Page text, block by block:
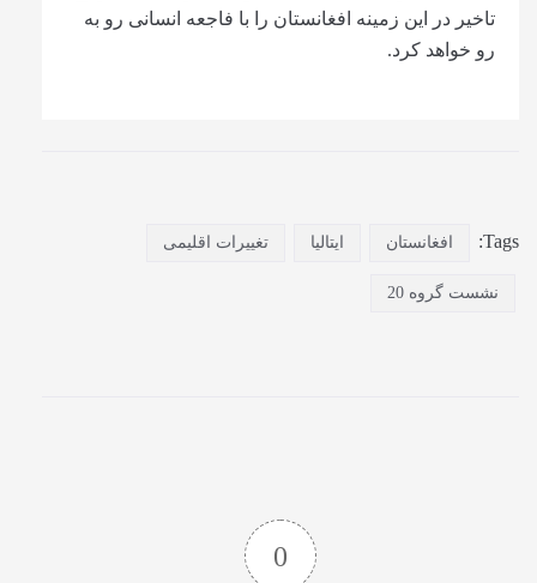
تاخیر در این زمینه افغانستان را با فاجعه انسانی رو به
رو خواهد کرد.
Tags: افغانستان ایتالیا تغییرات اقلیمی
نشست گروه 20
0